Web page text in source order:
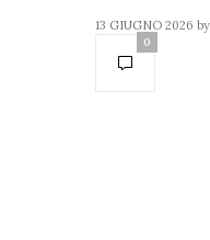
13 GIUGNO 2026 by
0